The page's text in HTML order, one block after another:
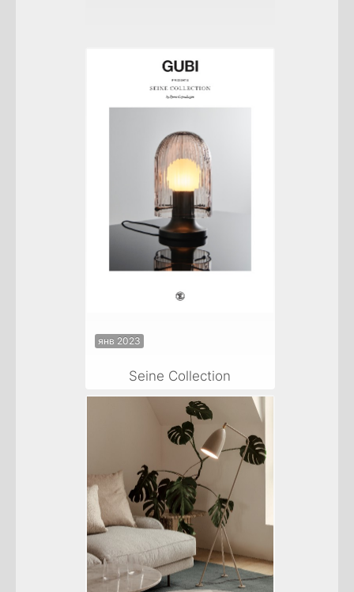
янв 2023
Seine Collection